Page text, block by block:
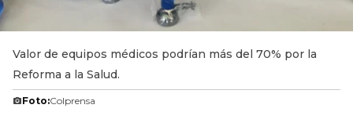
Valor de equipos médicos podrían más del 70% por la
Reforma a la Salud.
Foto:Colprensa